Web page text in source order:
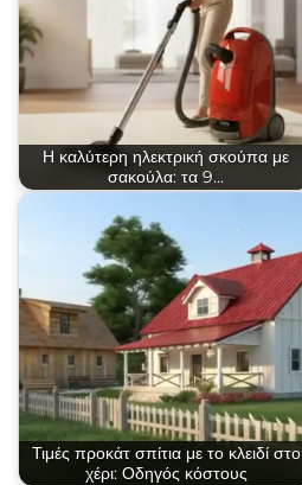
Η καλύτερη ηλεκτρική σκούπα με
σακούλα: τα 9…
Τιμές προκάτ σπίτια με το κλειδί στο
χέρι: Οδηγός κόστους